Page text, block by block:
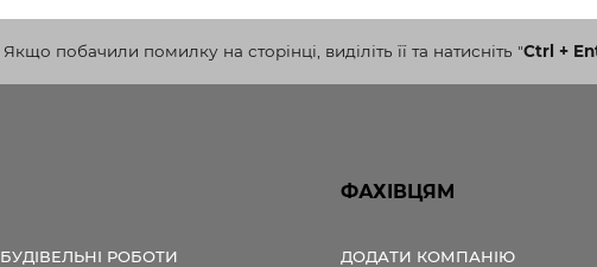
Якщо побачили помилку на сторінці, виділіть її та натисніть "Ctrl +
БУДІВЕЛЬНІ РОБОТИ
ФАХІВЦЯМ
ДОДАТИ КОМПАНІЮ